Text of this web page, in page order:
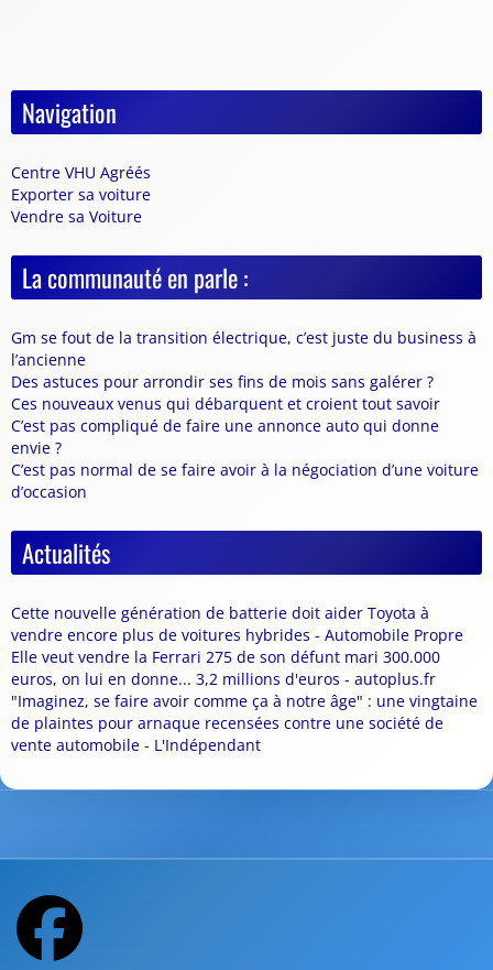
Navigation
Centre VHU Agréés
Exporter sa voiture
Vendre sa Voiture
La communauté en parle :
Gm se fout de la transition électrique, c’est juste du business à
l’ancienne
Des astuces pour arrondir ses fins de mois sans galérer ?
Ces nouveaux venus qui débarquent et croient tout savoir
C’est pas compliqué de faire une annonce auto qui donne
envie ?
C’est pas normal de se faire avoir à la négociation d’une voiture
d’occasion
Actualités
Cette nouvelle génération de batterie doit aider Toyota à
vendre encore plus de voitures hybrides - Automobile Propre
Elle veut vendre la Ferrari 275 de son défunt mari 300.000
euros, on lui en donne... 3,2 millions d'euros - autoplus.fr
"Imaginez, se faire avoir comme ça à notre âge" : une vingtaine
de plaintes pour arnaque recensées contre une société de
vente automobile - L'Indépendant